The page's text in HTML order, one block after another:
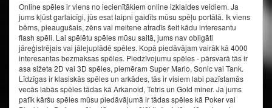
Online spēles ir viens no iecienītākiem online izklaides veidiem. Ja
jums kļūst garlaicīgi, jūs esat laipni gaidīts mūsu spēļu portālā. Ik viens
bērns, pieaugušais, zēns vai meitene atradīs šeit kādu interesantu
flash spēli. Lai spēlētu spēles mūsu saitā, jums nav obligāti
jāreģistrējais vai jālejuplādē spēles. Kopā piedāvājam vairāk kā 4000
interesantas bezmaksas spēles. Piedzīvojumu spēles - pārsvarā tās ir
asa sižeta 2D vai 3D spēles, piemēram Super Mario, Sonic vai Tank.
Līdzīgas ir klasiskās spēles un arkādes, tās ir visiem labi pazīstamās
vecās labās spēles tādas kā Arkanoid, Tetris un Gold miner. Ja jums
patīk kāršu spēles mūsu piedāvājumā ir tādas spēles kā Poker vai